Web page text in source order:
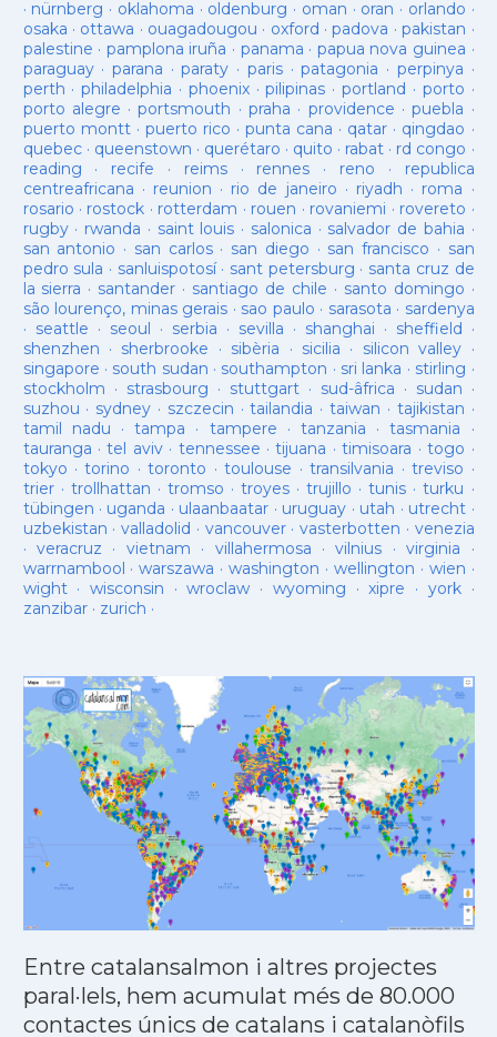
· nürnberg · oklahoma · oldenburg · oman · oran · orlando ·
osaka · ottawa · ouagadougou · oxford ·padova ·pakistan ·
palestine · pamplona iruña · panama · papua nova guinea ·
paraguay· parana ·paraty · paris·patagonia · perpinya ·
perth ·philadelphia · phoenix·pilipinas ·portland · porto ·
porto alegre ·portsmouth ·praha · providence ·puebla ·
puerto montt· puerto rico ·punta cana · qatar · qingdao ·
quebec· queenstown · querétaro · quito · rabat · rd congo ·
reading · recife · reims· rennes · reno · republica
centreafricana · reunion · rio de janeiro · riyadh · roma ·
rosario · rostock · rotterdam · rouen · rovaniemi · rovereto ·
rugby· rwanda · saint louis · salonica · salvador de bahia ·
san antonio · san carlos· san diego · san francisco · san
pedro sula · sanluispotosí· sant petersburg · santa cruz de
la sierra · santander · santiago de chile · santo domingo ·
são lourenço, minas gerais · sao paulo · sarasota · sardenya
· seattle · seoul · serbia · sevilla · shanghai · sheffield ·
shenzhen · sherbrooke · sibèria · sicilia · silicon valley ·
singapore · south sudan · southampton · sri lanka · stirling ·
stockholm · strasbourg · stuttgart· sud-âfrica · sudan ·
suzhou · sydney · szczecin ·tailandia ·taiwan · tajikistan ·
tamil nadu ·tampa · tampere · tanzania ·tasmania ·
tauranga ·tel aviv· tennessee ·tijuana ·timisoara ·togo ·
tokyo ·torino ·toronto ·toulouse ·transilvania ·treviso ·
trier· trollhattan · tromso · troyes·trujillo ·tunis ·turku ·
tübingen · uganda · ulaanbaatar · uruguay · utah · utrecht ·
uzbekistan · valladolid · vancouver· vasterbotten · venezia
· veracruz · vietnam · villahermosa ·vilnius ·virginia ·
warrnambool ·warszawa ·washington · wellington · wien ·
wight· wisconsin ·wroclaw · wyoming ·xipre · york·
zanzibar· zurich ·
Entre catalansalmon i altres projectes
paral·lels, hem acumulat més de 80.000
contactes únics de catalans i catalanòfils